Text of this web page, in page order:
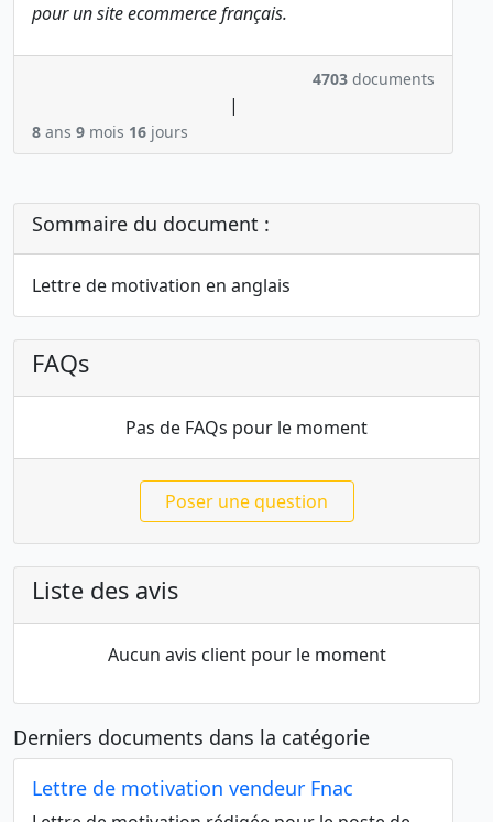
pour un site ecommerce français.
4703 documents
|
8 ans 9 mois 16 jours
Sommaire du document :
Lettre de motivation en anglais
FAQs
Pas de FAQs pour le moment
Poser une question
Liste des avis
Aucun avis client pour le moment
Derniers documents dans la catégorie
Lettre de motivation vendeur Fnac